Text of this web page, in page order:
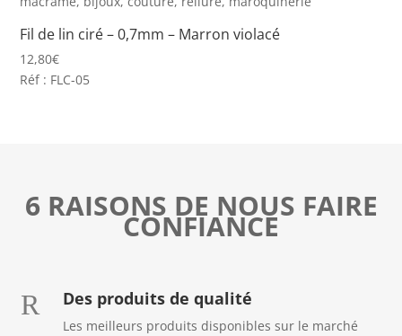
Fil de lin ciré – 0,7mm – Marron violacé
12,80€
Réf : FLC-05
6 RAISONS DE NOUS FAIRE
CONFIANCE
R Des produits de qualité
Les meilleurs produits disponibles sur le marché